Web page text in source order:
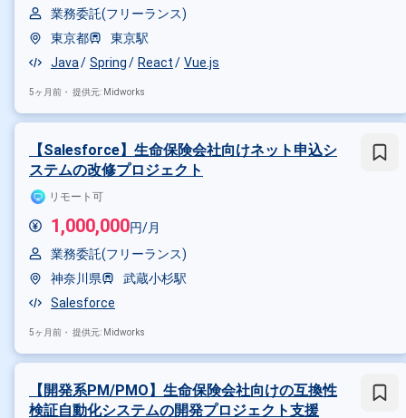
業務委託(フリーランス)
東京都
東京駅
Java
Spring React Vue.js
5ヶ月前・ 提供元: Midworks
【Salesforce】生命保険会社向けネット申込シ
ステムの改修プロジェクト
リモート可
1,000,000円/月
業務委託(フリーランス)
神奈川県
武蔵小杉駅
Salesforce
5ヶ月前・ 提供元: Midworks
【開発系PM/PMO】生命保険会社向けの互換性
検証自動化システムの開発プロジェクト支援